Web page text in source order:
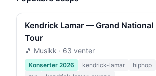
Kendrick Lamar — Grand National
Tour
🎵 Musikk · 63 venter
Konserter 2026 kendrick-lamar
hiphop